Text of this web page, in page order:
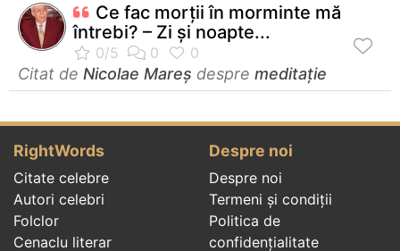
Ce fac morții în morminte mă
întrebi? – Zi și noapte...
Citat de Nicolae Mareș despre meditație
RightWords
Citate celebre
Autori celebri
Folclor
Cenaclu literar
Despre noi
Despre noi
Termeni și condiții
Politica de
confidenţialitate